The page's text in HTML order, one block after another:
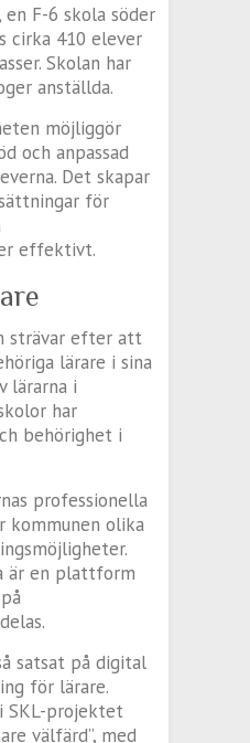
en F-6 skola söder
cirka 410 elever
Skolan har
anställda.
möjliggör
och anpassad
Det skapar
för
effektivt.
strävar efter att
lärare i sina
lärarna i
har
behörighet i
professionella
kommunen olika
är en plattform
satsat på digital
för lärare.
SKL-projektet
välfärd”, med